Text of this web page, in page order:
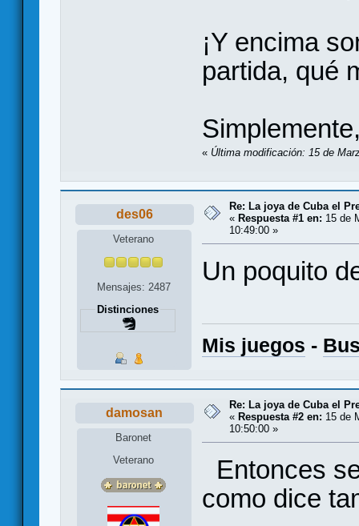
¡Y encima
partida, qué
« Última modificación: 15 de
des06
Veterano
Mensajes: 2487
Distinciones
Re: La joya de Cuba el
« Respuesta #1 en: 15 de
10:49:00 »
Un poquito
Mis juegos -
damosan
Baronet
Veterano
Re: La joya de Cuba el
« Respuesta #2 en: 15 de
10:50:00 »
Entonces
como dice